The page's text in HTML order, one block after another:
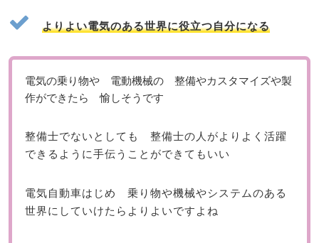
よりよい電気のある世界に役立つ自分になる
電気の乗り物や 電動機械の 整備やカスタマイズや製
作ができたら 愉しそうです
整備士でないとしても 整備士の人がよりよく活躍
できるように手伝うことができてもいい
電気自動車はじめ 乗り物や機械やシステムのある
世界にしていけたらよりよいですよね